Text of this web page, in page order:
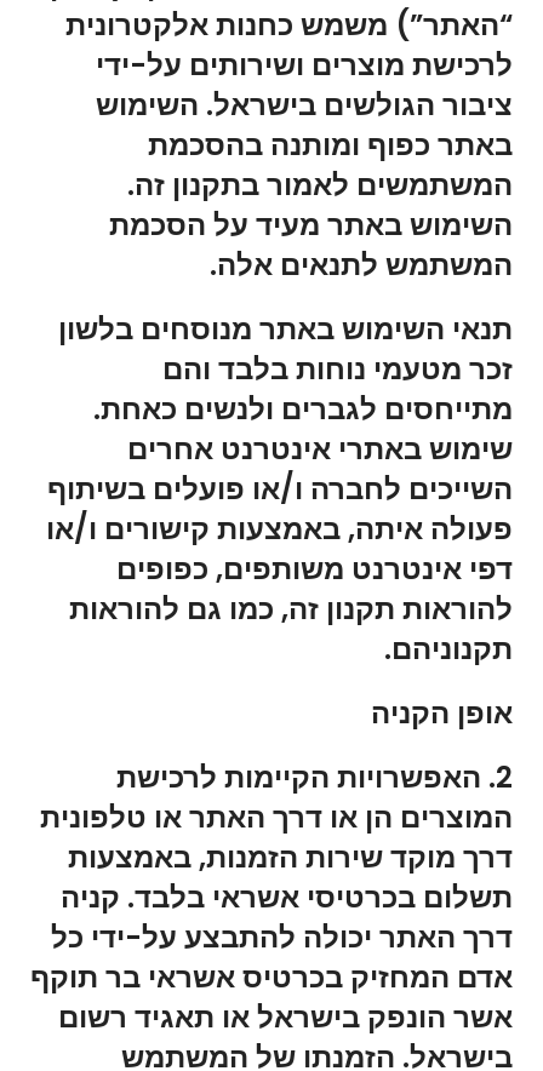
“האתר”) משמש כחנות אלקטרונית
לרכישת מוצרים ושירותים על-ידי
ציבור הגולשים בישראל. השימוש
באתר כפוף ומותנה בהסכמת
המשתמשים לאמור בתקנון זה.
השימוש באתר מעיד על הסכמת
המשתמש לתנאים אלה.
תנאי השימוש באתר מנוסחים בלשון
זכר מטעמי נוחות בלבד והם
מתייחסים לגברים ולנשים כאחת.
שימוש באתרי אינטרנט אחרים
השייכים לחברה ו/או פועלים בשיתוף
פעולה איתה, באמצעות קישורים ו/או
דפי אינטרנט משותפים, כפופים
להוראות תקנון זה, כמו גם להוראות
תקנוניהם.
אופן הקניה
2. האפשרויות הקיימות לרכישת
המוצרים הן או דרך האתר או טלפונית
דרך מוקד שירות הזמנות, באמצעות
תשלום בכרטיסי אשראי בלבד. קניה
דרך האתר יכולה להתבצע על-ידי כל
אדם המחזיק בכרטיס אשראי בר תוקף
אשר הונפק בישראל או תאגיד רשום
בישראל. הזמנתו של המשתמש